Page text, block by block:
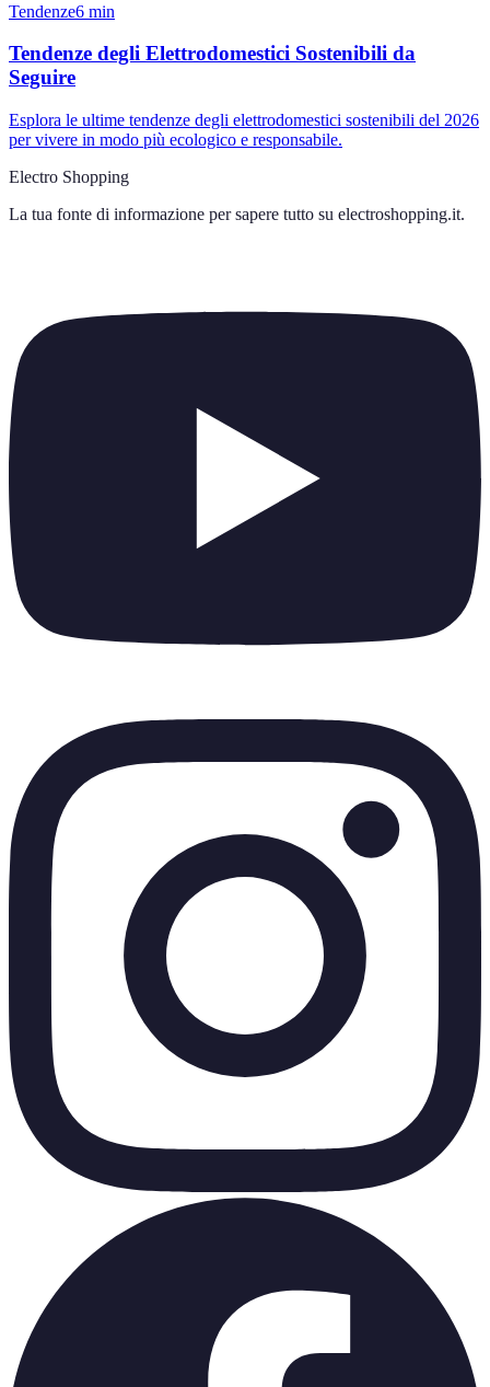
Tendenze6 min
Tendenze degli Elettrodomestici Sostenibili da
Seguire
Esplora le ultime tendenze degli elettrodomestici sostenibili del 2026
per vivere in modo più ecologico e responsabile.
Electro Shopping
La tua fonte di informazione per sapere tutto su electroshopping.it.